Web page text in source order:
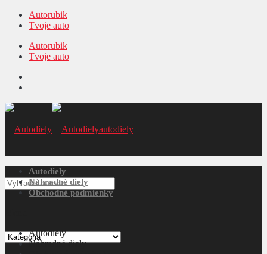
Autorubik
Tvoje auto
Autorubik
Tvoje auto
autodiely
Autodiely
Náhradné diely
Obchodné podmienky
Autodiely
Náhradné diely